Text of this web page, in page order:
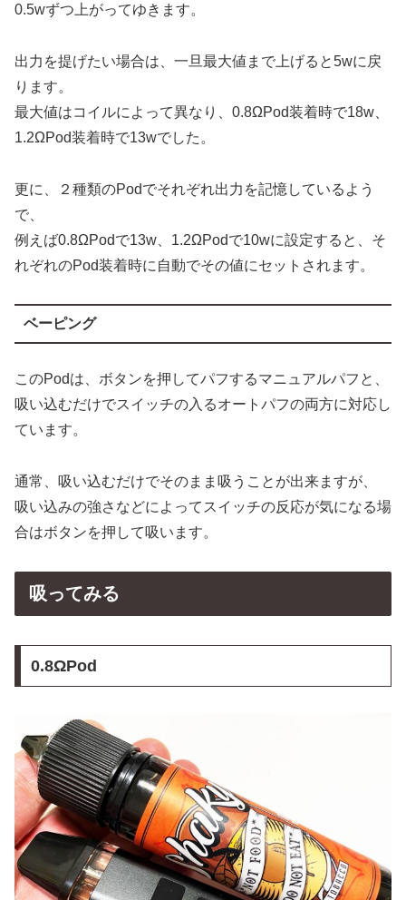
0.5wずつ上がってゆきます。
出力を提げたい場合は、一旦最大値まで上げると5wに戻
ります。
最大値はコイルによって異なり、0.8ΩPod装着時で18w、
1.2ΩPod装着時で13wでした。
更に、２種類のPodでそれぞれ出力を記憶しているよう
で、
例えば0.8ΩPodで13w、1.2ΩPodで10wに設定すると、そ
れぞれのPod装着時に自動でその値にセットされます。
ベーピング
このPodは、ボタンを押してパフするマニュアルパフと、
吸い込むだけでスイッチの入るオートパフの両方に対応し
ています。
通常、吸い込むだけでそのまま吸うことが出来ますが、
吸い込みの強さなどによってスイッチの反応が気になる場
合はボタンを押して吸います。
吸ってみる
0.8ΩPod